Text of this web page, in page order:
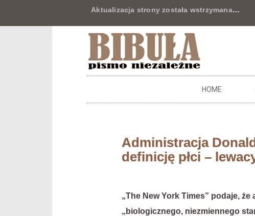
Aktualizacja strony została wstrzymana…
HOME
Administracja
definicję płci –
„The New York Times” podaje,
„biologicznego, niezmiennego